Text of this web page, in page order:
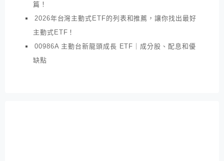
篇！
2026年台灣主動式ETF的列表和推薦，讓你找出最好
主動式ETF！
00986A 主動台新龍頭成長 ETF｜成分股、配息和優
缺點